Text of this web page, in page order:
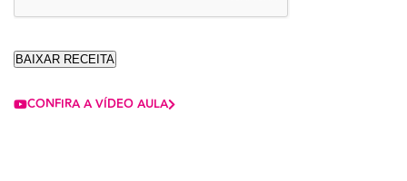
CONFIRA A VÍDEO AULA